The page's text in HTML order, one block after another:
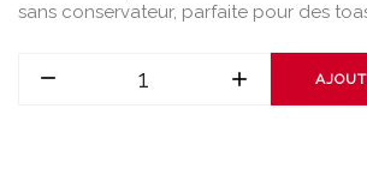
sans conservateur, parfaite pour des